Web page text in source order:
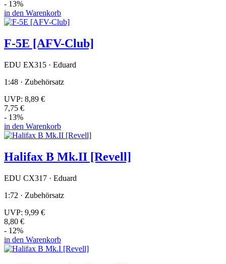
- 13%
in den Warenkorb
F-5E [AFV-Club]
EDU EX315 · Eduard
1:48 · Zubehörsatz
UVP: 8,89 €
7,75 €
- 13%
in den Warenkorb
Halifax B Mk.II [Revell]
EDU CX317 · Eduard
1:72 · Zubehörsatz
UVP: 9,99 €
8,80 €
- 12%
in den Warenkorb